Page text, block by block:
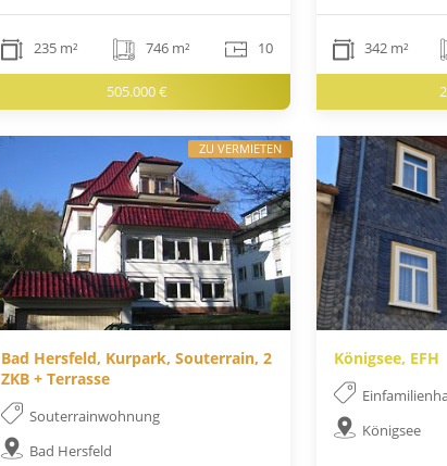
235 m² 746 m² 10
505.000 €
342 m²
Bad Hersfeld, Kurpark, Souterrain, 2
ZKB + Terrasse
Souterrainwohnung
Bad Hersfeld
ZU VERMIETEN
Königsee, EFH
Königsee